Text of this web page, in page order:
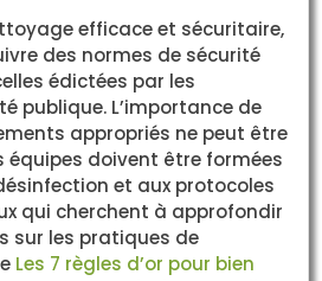
efficace et sécuritaire,
des normes de sécurité
édictées par les
publique. L’importance de
appropriés ne peut être
équipes doivent être formées
et aux protocoles
qui cherchent à approfondir
sur les pratiques de
Les 7 règles d’or pour bien